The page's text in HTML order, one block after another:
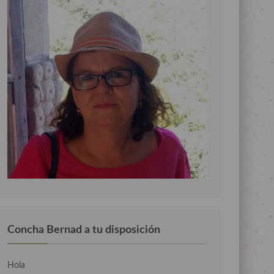
Concha Bernad a tu disposición
Hola